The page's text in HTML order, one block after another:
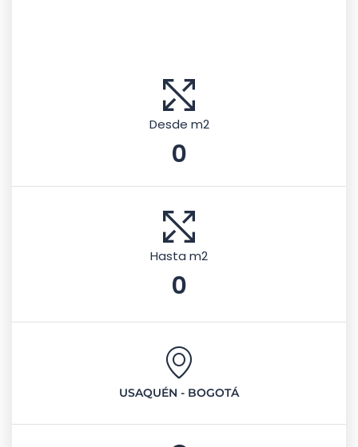
Desde m2
0
Hasta m2
0
USAQUÉN - BOGOTÁ